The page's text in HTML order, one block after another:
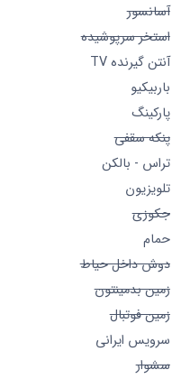
آسانسور
استخر سرپوشیده
آنتن گیرنده TV
باربیکیو
پارکینگ
پنکه سقفی
تراس - بالکن
تلویزیون
جکوزی
حمام
دوش داخل حیاط
زمین بدمینتون
زمین فوتبال
سرویس ایرانی
سشوار